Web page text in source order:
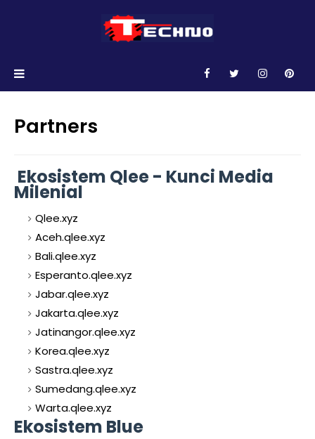
Partners
Ekosistem Qlee - Kunci Media
Milenial
Qlee.xyz
Aceh.qlee.xyz
Bali.qlee.xyz
Esperanto.qlee.xyz
Jabar.qlee.xyz
Jakarta.qlee.xyz
Jatinangor.qlee.xyz
Korea.qlee.xyz
Sastra.qlee.xyz
Sumedang.qlee.xyz
Warta.qlee.xyz
Ekosistem Blue